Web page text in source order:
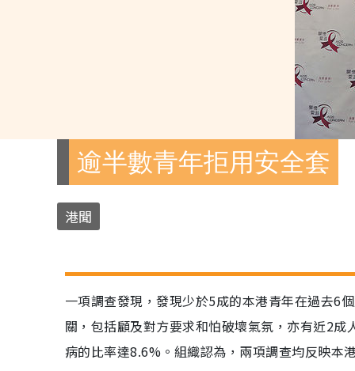
逾半數青年拒用安全套
港聞
一項調查發現，發現少於5成的本港青年在過去6
關，包括顧及對方要求和怕破壞氣氛，亦有近2
病的比率達8.6%。組織認為，兩項調查均反映本